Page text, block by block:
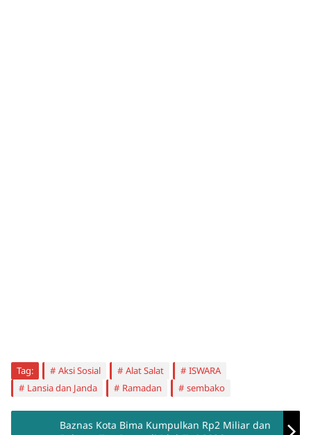
Tag: Aksi Sosial Alat Salat
ISWARA
Lansia dan Janda
Ramadan sembako
Baznas Kota Bima Kumpulkan Rp2 Miliar dan